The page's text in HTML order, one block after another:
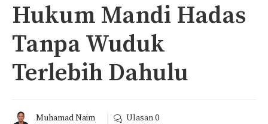
Hukum Mandi Hadas
Tanpa Wuduk
Terlebih Dahulu
Muhamad Naim Ulasan0